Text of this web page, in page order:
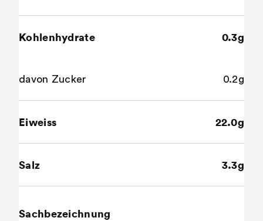
Kohlenhydrate 0.3g
davon Zucker 0.2g
Eiweiss 22.0g
Salz 3.3g
Sachbezeichnung